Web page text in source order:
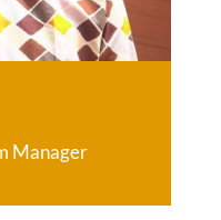
Manager